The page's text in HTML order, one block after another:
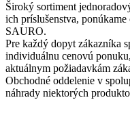
Široký sortiment
ich príslušenstva,
SAURO.
Pre každý dopyt zákazníka
individuálnu cenovú
aktuálnym požiadavkám
Obchodné oddelenie v
náhrady niektorých